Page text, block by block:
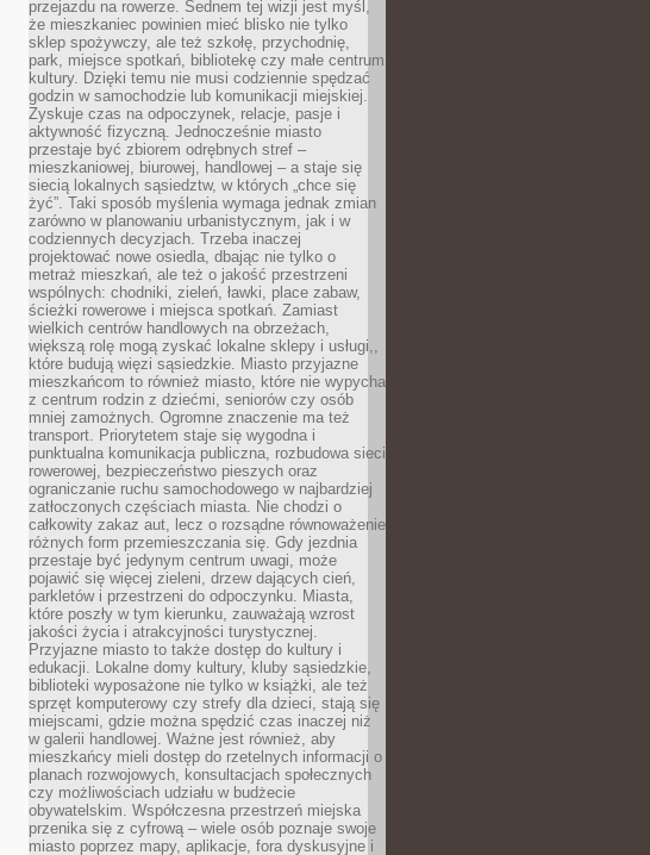
przejazdu na rowerze. Sednem tej wizji jest myśl,
że mieszkaniec powinien mieć blisko nie tylko
sklep spożywczy, ale też szkołę, przychodnię,
park, miejsce spotkań, bibliotekę czy małe centrum
kultury. Dzięki temu nie musi codziennie spędzać
godzin w samochodzie lub komunikacji miejskiej.
Zyskuje czas na odpoczynek, relacje, pasje i
aktywność fizyczną. Jednocześnie miasto
przestaje być zbiorem odrębnych stref –
mieszkaniowej, biurowej, handlowej – a staje się
siecią lokalnych sąsiedztw, w których „chce się
żyć”. Taki sposób myślenia wymaga jednak zmian
zarówno w planowaniu urbanistycznym, jak i w
codziennych decyzjach. Trzeba inaczej
projektować nowe osiedla, dbając nie tylko o
metraż mieszkań, ale też o jakość przestrzeni
wspólnych: chodniki, zieleń, ławki, place zabaw,
ścieżki rowerowe i miejsca spotkań. Zamiast
wielkich centrów handlowych na obrzeżach,
większą rolę mogą zyskać lokalne sklepy i usługi,,
które budują więzi sąsiedzkie. Miasto przyjazne
mieszkańcom to również miasto, które nie wypycha
z centrum rodzin z dziećmi, seniorów czy osób
mniej zamożnych. Ogromne znaczenie ma też
transport. Priorytetem staje się wygodna i
punktualna komunikacja publiczna, rozbudowa sieci
rowerowej, bezpieczeństwo pieszych oraz
ograniczanie ruchu samochodowego w najbardziej
zatłoczonych częściach miasta. Nie chodzi o
całkowity zakaz aut, lecz o rozsądne równoważenie
różnych form przemieszczania się. Gdy jezdnia
przestaje być jedynym centrum uwagi, może
pojawić się więcej zieleni, drzew dających cień,
parkletów i przestrzeni do odpoczynku. Miasta,
które poszły w tym kierunku, zauważają wzrost
jakości życia i atrakcyjności turystycznej.
Przyjazne miasto to także dostęp do kultury i
edukacji. Lokalne domy kultury, kluby sąsiedzkie,
biblioteki wyposażone nie tylko w książki, ale też
sprzęt komputerowy czy strefy dla dzieci, stają się
miejscami, gdzie można spędzić czas inaczej niż
w galerii handlowej. Ważne jest również, aby
mieszkańcy mieli dostęp do rzetelnych informacji o
planach rozwojowych, konsultacjach społecznych
czy możliwościach udziału w budżecie
obywatelskim. Współczesna przestrzeń miejska
przenika się z cyfrową – wiele osób poznaje swoje
miasto poprzez mapy, aplikacje, fora dyskusyjne i